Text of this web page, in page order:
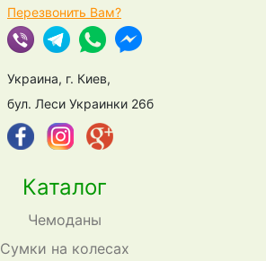
Каталог
Чемоданы
Сумки на колесах
Перезвонить Вам?
Украина, г. Киев,
бул. Леси Украинки 26б